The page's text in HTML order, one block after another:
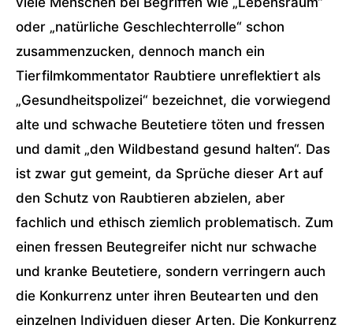
oder „natürliche Geschlechterrolle“ schon
zusammenzucken, dennoch manch ein
Tierfilmkommentator Raubtiere unreflektiert als
„Gesundheitspolizei“ bezeichnet, die vorwiegend
alte und schwache Beutetiere töten und fressen
und damit „den Wildbestand gesund halten“. Das
ist zwar gut gemeint, da Sprüche dieser Art auf
den Schutz von Raubtieren abzielen, aber
fachlich und ethisch ziemlich problematisch. Zum
einen fressen Beutegreifer nicht nur schwache
und kranke Beutetiere, sondern verringern auch
die Konkurrenz unter ihren Beutearten und den
einzelnen Individuen dieser Arten. Die Konkurrenz